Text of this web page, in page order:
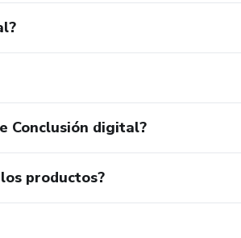
Conclusión digital?
productos?